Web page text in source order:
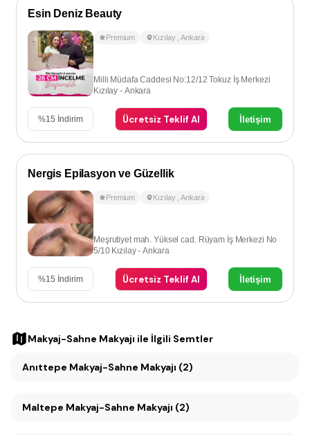
Esin Deniz Beauty
Premium Kızılay ,Ankara
Milli Müdafa Caddesi No:12/12 Tokuz İş Merkezi
Kızılay - Ankara
%15 İndirim Ücretsiz Teklif Al İletişim
Nergis Epilasyon ve Güzellik
Premium Kızılay ,Ankara
Meşrutiyet mah. Yüksel cad. Rüyam İş Merkezi No
5/10 Kızılay - Ankara
%15 İndirim Ücretsiz Teklif Al İletişim
Makyaj-Sahne Makyajı ile İlgili Semtler
Anıttepe Makyaj-Sahne Makyajı (2)
Maltepe Makyaj-Sahne Makyajı (2)